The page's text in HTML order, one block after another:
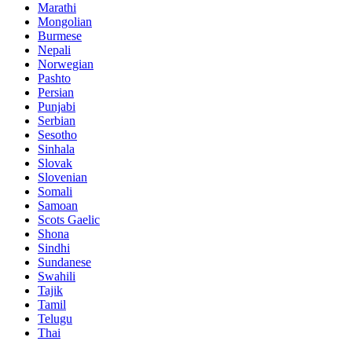
Marathi
Mongolian
Burmese
Nepali
Norwegian
Pashto
Persian
Punjabi
Serbian
Sesotho
Sinhala
Slovak
Slovenian
Somali
Samoan
Scots Gaelic
Shona
Sindhi
Sundanese
Swahili
Tajik
Tamil
Telugu
Thai